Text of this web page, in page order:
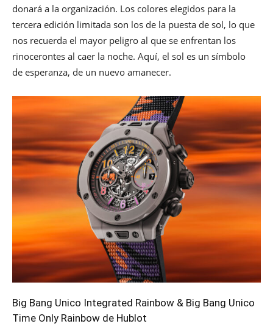
donará a la organización. Los colores elegidos para la
tercera edición limitada son los de la puesta de sol, lo que
nos recuerda el mayor peligro al que se enfrentan los
rinocerontes al caer la noche. Aquí, el sol es un símbolo
de esperanza, de un nuevo amanecer.
Big Bang Unico Integrated Rainbow & Big Bang Unico
Time Only Rainbow de Hublot